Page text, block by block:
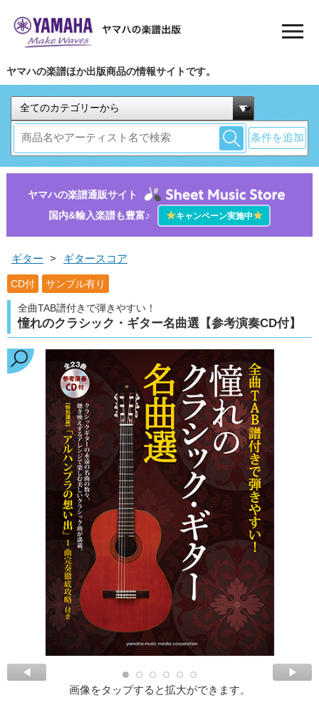
ヤマハの楽譜ほか出版商品の情報サイトです。
条件を追加
ヤマハの楽譜通販サイト
国内&輸入楽譜も豊富♪
★キャンペーン実施中★
ギター > ギタースコア
CD付 サンプル有り
全曲TAB譜付きで弾きやすい！
憧れのクラシック・ギター名曲選【参考演奏CD付】
画像をタップすると拡大ができます。